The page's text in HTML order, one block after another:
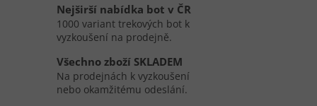
Nejširší nabídka bot v ČR
1000 variant trekových bot k
vyzkoušení na prodejně.
Všechno zboží SKLADEM
Na prodejnách k vyzkoušení
nebo okamžitému odeslání.